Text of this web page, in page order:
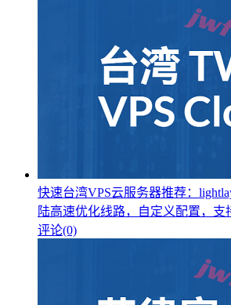
快速台湾VPS云服务器推荐：
陆高速优化线路，自定义配置，支
评论(0)